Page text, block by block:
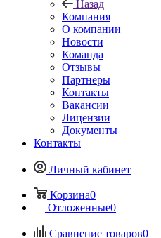
Назад
Компания
О компании
Новости
Команда
Отзывы
Партнеры
Контакты
Вакансии
Лицензии
Документы
Контакты
Личный кабинет
Корзина0
Отложенные0
Сравнение товаров0